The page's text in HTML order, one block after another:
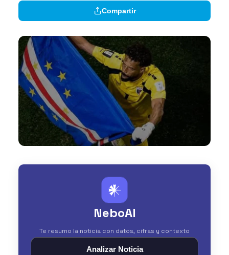
Compartir
𒀭
NeboAI
Te resumo la noticia con datos, cifras y contexto
Analizar Noticia